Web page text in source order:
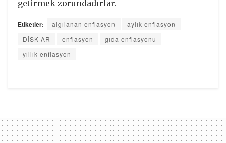
getirmek zorundadırlar.
Etiketler: algılanan enflasyon
aylık enflasyon
DİSK-AR
enflasyon
gıda enflasyonu
yıllık enflasyon